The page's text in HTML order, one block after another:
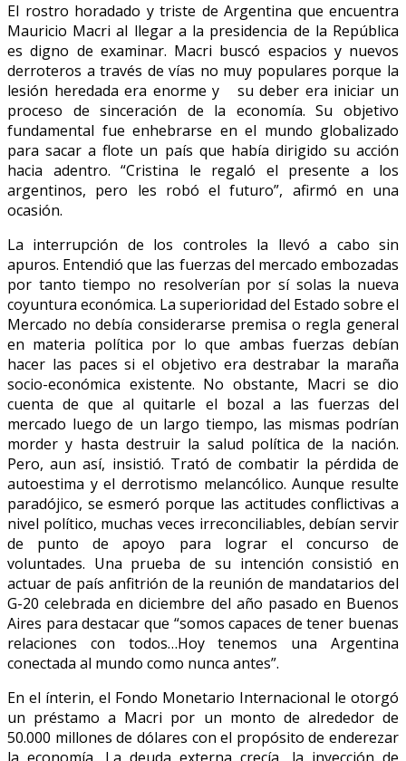
El rostro horadado y triste de Argentina que encuentra
Mauricio Macri al llegar a la presidencia de la República
es digno de examinar. Macri buscó espacios y nuevos
derroteros a través de vías no muy populares porque la
lesión heredada era enorme y su deber era iniciar un
proceso de sinceración de la economía. Su objetivo
fundamental fue enhebrarse en el mundo globalizado
para sacar a flote un país que había dirigido su acción
hacia adentro. “Cristina le regaló el presente a los
argentinos, pero les robó el futuro”, afirmó en una
ocasión.
La interrupción de los controles la llevó a cabo sin
apuros. Entendió que las fuerzas del mercado embozadas
por tanto tiempo no resolverían por sí solas la nueva
coyuntura económica. La superioridad del Estado sobre el
Mercado no debía considerarse premisa o regla general
en materia política por lo que ambas fuerzas debían
hacer las paces si el objetivo era destrabar la maraña
socio-económica existente. No obstante, Macri se dio
cuenta de que al quitarle el bozal a las fuerzas del
mercado luego de un largo tiempo, las mismas podrían
morder y hasta destruir la salud política de la nación.
Pero, aun así, insistió. Trató de combatir la pérdida de
autoestima y el derrotismo melancólico. Aunque resulte
paradójico, se esmeró porque las actitudes conflictivas a
nivel político, muchas veces irreconciliables, debían servir
de punto de apoyo para lograr el concurso de
voluntades. Una prueba de su intención consistió en
actuar de país anfitrión de la reunión de mandatarios del
G-20 celebrada en diciembre del año pasado en Buenos
Aires para destacar que “somos capaces de tener buenas
relaciones con todos…Hoy tenemos una Argentina
conectada al mundo como nunca antes”.
En el ínterin, el Fondo Monetario Internacional le otorgó
un préstamo a Macri por un monto de alrededor de
50.000 millones de dólares con el propósito de enderezar